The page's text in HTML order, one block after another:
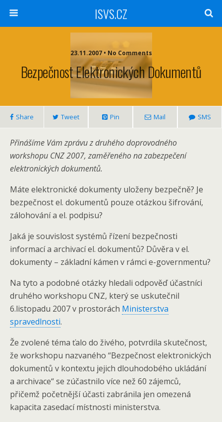
ISVS.CZ
23.11.2007 • No Comments
Bezpečnost Elektronických Dokumentů
Share Tweet Pin Mail SMS
Přinášíme Vám zprávu z druhého doprovodného
workshopu CNZ 2007, zaměřeného na zabezpečení
elektronických dokumentů.
Máte elektronické dokumenty uloženy bezpečně? Je
bezpečnost el. dokumentů pouze otázkou šifrování,
zálohování a el. podpisu?
Jaká je souvislost systémů řízení bezpečnosti
informací a archivací el. dokumentů? Důvěra v el.
dokumenty – základní kámen v rámci e-governmentu?
Na tyto a podobné otázky hledali odpověď účastníci
druhého workshopu CNZ, který se uskutečnil
6.listopadu 2007 v prostorách Ministerstva
spravedlnosti.
Že zvolené téma ťalo do živého, potvrdila skutečnost,
že workshopu nazvaného “Bezpečnost elektronických
dokumentů v kontextu jejich dlouhodobého ukládání
a archivace“ se zúčastnilo více než 60 zájemců,
přičemž početnější účasti zabránila jen omezená
kapacita zasedací místnosti ministerstva.